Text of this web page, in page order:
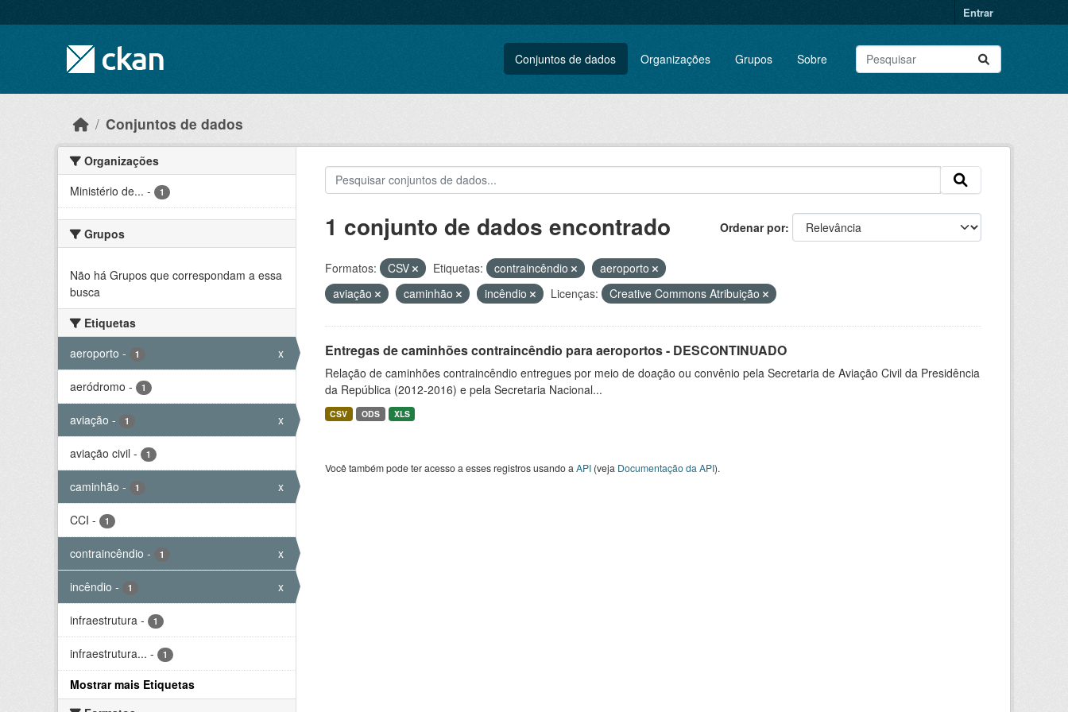
Entrar
Conjuntos de dados Organizações Grupos Sobre
Conjuntos de dados
Organizações
Ministério de... - 1
Grupos
Não há Grupos que correspondam a essa
busca
Etiquetas
aeroporto - 1 x
aeródromo - 1
aviação - 1 x
aviação civil - 1
caminhão - 1 x
CCI - 1
contraincêndio - 1 x
incêndio - 1 x
infraestrutura - 1
infraestrutura... - 1
Mostrar mais Etiquetas
Ordenar por
1 conjunto de dados encontrado
Formatos: CSV Etiquetas: contraincêndio
aeroporto
aviação
caminhão incêndio Licenças: Creative Commons Atribuição
Entregas de caminhões contraincêndio para aeroportos - DESCONTINUADO
Relação de caminhões contraincêndio entregues por meio de doação ou convênio pela Secretaria de Aviação Civil da Presidência
da República (2012-2016) e pela Secretaria Nacional...
CSV ODS XLS
Você também pode ter acesso a esses registros usando a API(veja Documentação da API).